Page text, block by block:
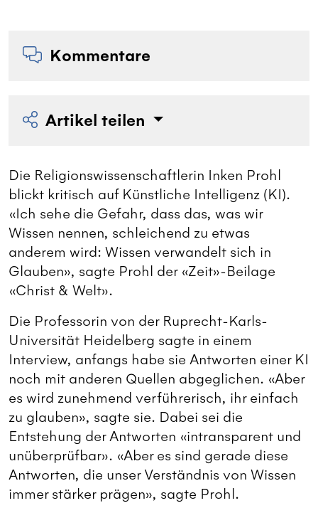
Kommentare
Artikel teilen
Die Religionswissenschaftlerin Inken Prohl
blickt kritisch auf Künstliche Intelligenz (KI).
«Ich sehe die Gefahr, dass das, was wir
Wissen nennen, schleichend zu etwas
anderem wird: Wissen verwandelt sich in
Glauben», sagte Prohl der «Zeit»-Beilage
«Christ & Welt».
Die Professorin von der Ruprecht-Karls-
Universität Heidelberg sagte in einem
Interview, anfangs habe sie Antworten einer KI
noch mit anderen Quellen abgeglichen. «Aber
es wird zunehmend verführerisch, ihr einfach
zu glauben», sagte sie. Dabei sei die
Entstehung der Antworten «intransparent und
unüberprüfbar». «Aber es sind gerade diese
Antworten, die unser Verständnis von Wissen
immer stärker prägen», sagte Prohl.